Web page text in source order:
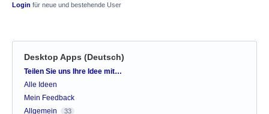
Login für neue und bestehende User
Desktop Apps (Deutsch)
Kategorien
Teilen Sie uns Ihre Idee mit…
Alle Ideen
Mein Feedback
Allgemein
33